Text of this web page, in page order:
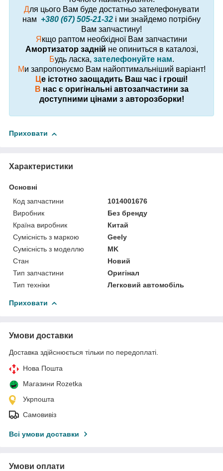
Для цього Вам буде достатньо зателефонувати
нам +380 (67) 505-21-32 і ми знайдемо потрібну
Вам запчастину!
Я кщо раптом необхідної Вам запчастини
Амортизатор задній не опиниться в каталозі,
Будь ласка, зателефонуйте нам.
Ми запропонуємо Вам найоптимальніший варіант!
Це істотно заощадить Ваш час і гроші!
В нас є оригінальні автозапчастини за
доступними цінами з авторозборки!
Приховати
Характеристики
Основні
Код запчастини
1014001676
Виробник
Без бренду
Країна виробник
Китай
Сумісність з маркою
Geely
Сумісність з моделлю
MK
Стан
Новий
Тип запчастини
Оригінал
Тип техніки
Легковий автомобіль
Приховати
Умови доставки
Доставка здійснюється тільки по передоплаті.
Нова Пошта
Магазини Rozetka
Укрпошта
Самовивіз
Всі умови доставки
Умови оплати